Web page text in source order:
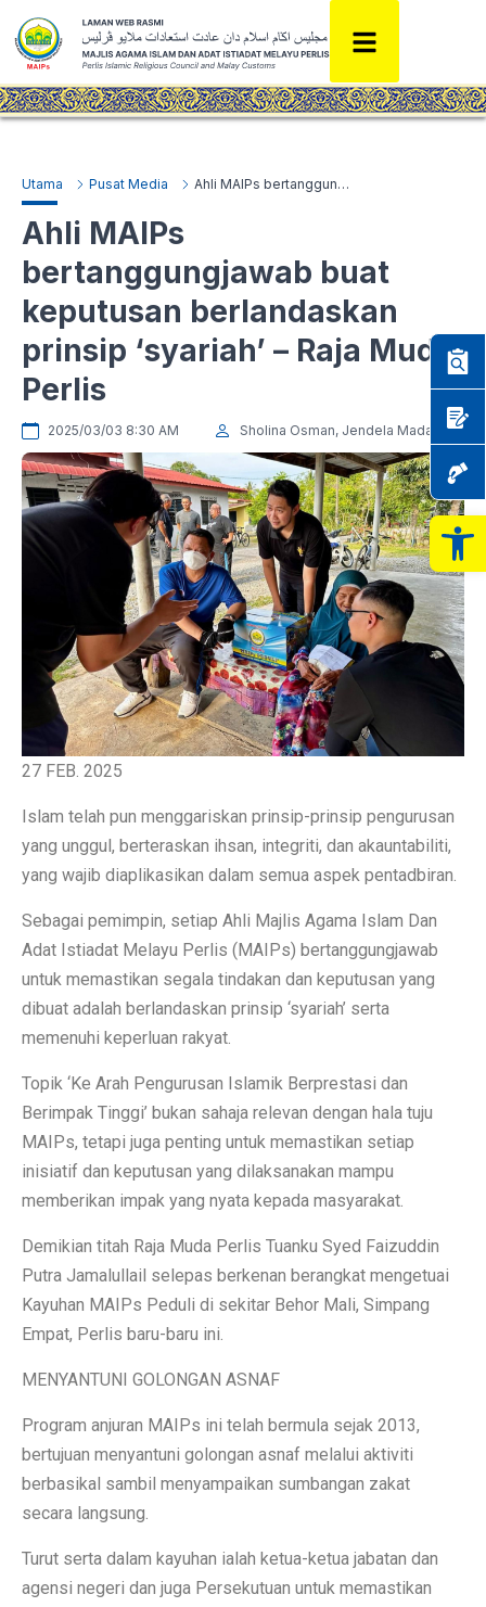
Utama Pusat Media Ahli MAIPs bertanggungjawab buat keputusan berlandaskan prinsip ‘syariah’ – Raja Muda Perlis
Ahli MAIPs
bertanggungjawab buat
keputusan berlandaskan
prinsip ‘syariah’ – Raja Muda
Perlis
2025/03/03 8:30 AM Sholina Osman, Jendela Madani
27 FEB. 2025
Islam telah pun menggariskan prinsip-prinsip pengurusan
yang unggul, berteraskan ihsan, integriti, dan akauntabiliti,
yang wajib diaplikasikan dalam semua aspek pentadbiran.
Sebagai pemimpin, setiap Ahli Majlis Agama Islam Dan
Adat Istiadat Melayu Perlis (MAIPs) bertanggungjawab
untuk memastikan segala tindakan dan keputusan yang
dibuat adalah berlandaskan prinsip ‘syariah’ serta
memenuhi keperluan rakyat.
Topik ‘Ke Arah Pengurusan Islamik Berprestasi dan
Berimpak Tinggi’ bukan sahaja relevan dengan hala tuju
MAIPs, tetapi juga penting untuk memastikan setiap
inisiatif dan keputusan yang dilaksanakan mampu
memberikan impak yang nyata kepada masyarakat.
Demikian titah Raja Muda Perlis Tuanku Syed Faizuddin
Putra Jamalullail selepas berkenan berangkat mengetuai
Kayuhan MAIPs Peduli di sekitar Behor Mali, Simpang
Empat, Perlis baru-baru ini.
MENYANTUNI GOLONGAN ASNAF
Program anjuran MAIPs ini telah bermula sejak 2013,
bertujuan menyantuni golongan asnaf melalui aktiviti
berbasikal sambil menyampaikan sumbangan zakat
secara langsung.
Turut serta dalam kayuhan ialah ketua-ketua jabatan dan
agensi negeri dan juga Persekutuan untuk memastikan